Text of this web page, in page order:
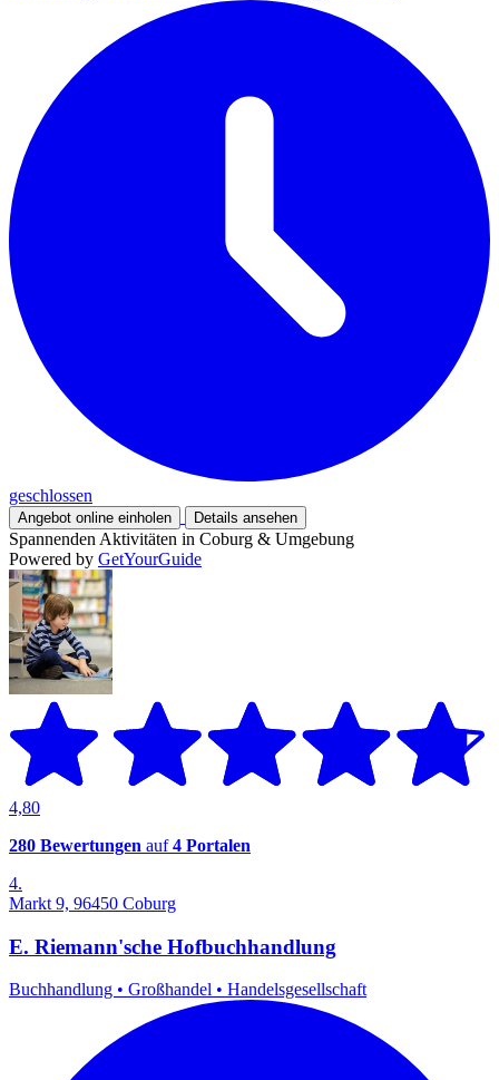
geschlossen
Angebot online einholen Details ansehen
Spannenden Aktivitäten in Coburg & Umgebung
Powered by GetYourGuide
4,80
280 Bewertungen auf4 Portalen
4.
Markt 9, 96450 Coburg
E. Riemann'sche Hofbuchhandlung
Buchhandlung • Großhandel • Handelsgesellschaft